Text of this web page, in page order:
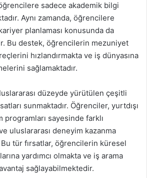
sadece akademik bilgi
Aynı zamanda, öğrencilere
planlaması konusunda da
Bu destek, öğrencilerin mezuniyet
hızlandırmakta ve iş dünyasına
sağlamaktadır.
düzeyde yürütülen çeşitli
sunmaktadır. Öğrenciler, yurtdışı
programları sayesinde farklı
uluslararası deneyim kazanma
Bu tür fırsatlar, öğrencilerin küresel
yardımcı olmakta ve iş arama
sağlayabilmektedir.